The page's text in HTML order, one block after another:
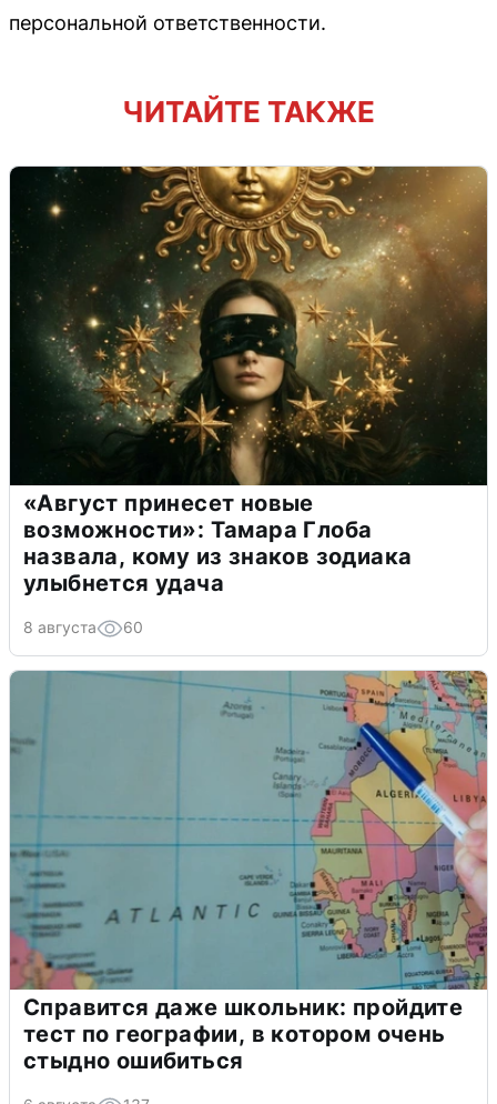
персональной ответственности.
ЧИТАЙТЕ ТАКЖЕ
«Август принесет новые
возможности»: Тамара Глоба
назвала, кому из знаков зодиака
улыбнется удача
8 августа 60
Справится даже школьник: пройдите
тест по географии, в котором очень
стыдно ошибиться